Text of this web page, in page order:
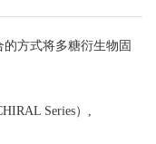
方式将多糖衍生物固
Series）,